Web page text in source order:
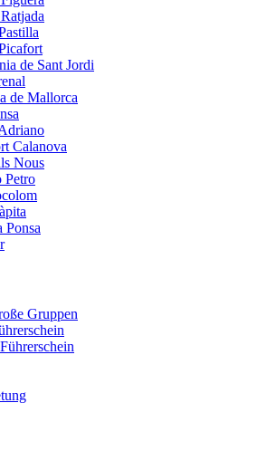
de Sant Jordi
de Mallorca
Calanova
Nous
Petro
Ponsa
Gruppen